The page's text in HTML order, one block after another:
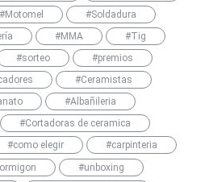
#Motomel
#Soldadura
#MMA
#Tig
#sorteo
#premios
#Ceramistas
#Albañileria
#Cortadoras de ceramica
#como elegir
#carpinteria
#unboxing